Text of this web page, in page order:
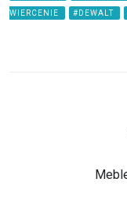
WIERCENIE #DEWALT